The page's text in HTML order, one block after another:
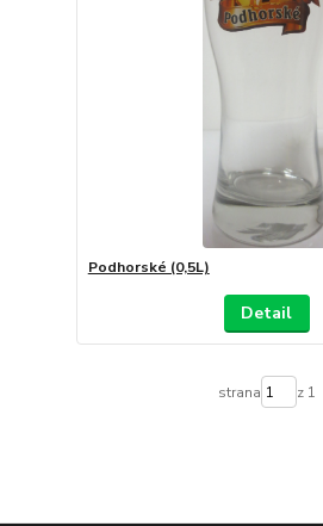
Podhorské (0,5L)
Detail
strana z 1